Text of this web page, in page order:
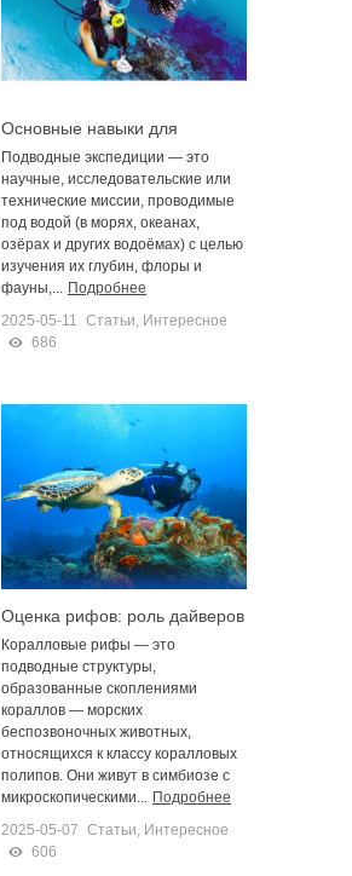
Основные навыки для
самостоятельных подводных
экспедиций
Подводные экспедиции — это
научные, исследовательские или
технические миссии, проводимые
под водой (в морях, океанах,
озёрах и других водоёмах) с целью
изучения их глубин, флоры и
фауны,... Подробнее
2025-05-11 Статьи, Интересное
686
Оценка рифов: роль дайверов
в мониторинге
Коралловые рифы — это
подводные структуры,
образованные скоплениями
кораллов — морских
беспозвоночных животных,
относящихся к классу коралловых
полипов. Они живут в симбиозе с
микроскопическими... Подробнее
2025-05-07 Статьи, Интересное
606